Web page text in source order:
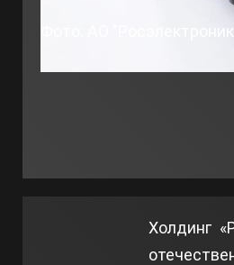
Фото: АО
Холдинг